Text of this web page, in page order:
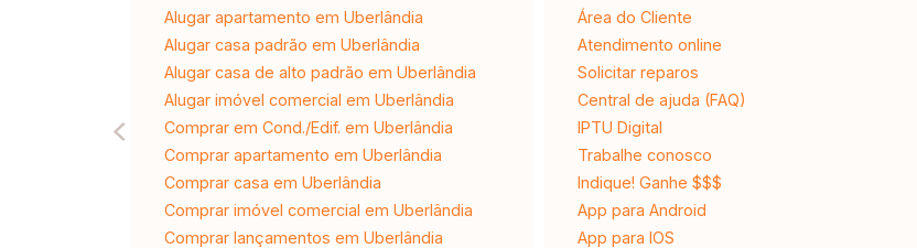
Alugar apartamento em Uberlândia
Alugar casa padrão em Uberlândia
Alugar casa de alto padrão em Uberlândia
Alugar imóvel comercial em Uberlândia
Comprar em Cond./Edif. em Uberlândia
Comprar apartamento em Uberlândia
Comprar casa em Uberlândia
Comprar imóvel comercial em Uberlândia
Comprar lançamentos em Uberlândia
Área do Cliente
Atendimento online
Solicitar reparos
Central de ajuda (FAQ)
IPTU Digital
Trabalhe conosco
Indique! Ganhe $$$
App para Android
App para IOS